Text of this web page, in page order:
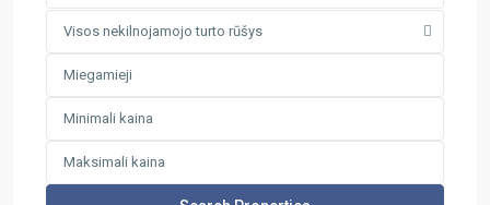
Visos nekilnojamojo turto rūšys